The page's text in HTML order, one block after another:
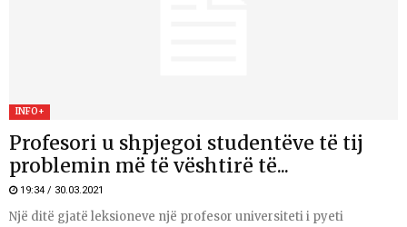
INFO+
Profesori u shpjegoi studentëve të tij
problemin më të vështirë të...
19:34 / 30.03.2021
Një ditë gjatë leksioneve një profesor universiteti i pyeti